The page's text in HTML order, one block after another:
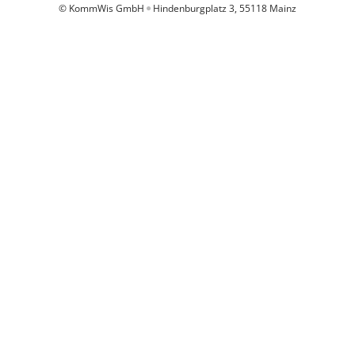
© KommWis GmbH Hindenburgplatz 3, 55118 Mainz